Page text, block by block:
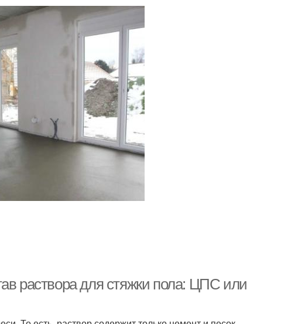
раствора для стяжки пола: ЦПС или